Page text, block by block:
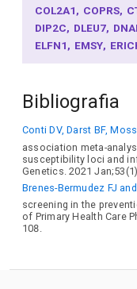
COL2A1 COPRS
DIP2C DLEU7
ELFN1 EMSY
FAM118A FBRSL1
HAAO HELZ2
IRX4
KDM2A KLF5 KLF7
LMTK2
LRATD2
MAT2A MBD2
MMP14 MMP7
MYEOV MYO6
NEDD9 NKX3-1
RAD51B RASSF3
Bibliografia
Conti DV, Darst BF,
association meta-
susceptibility loci and
Genetics. 2021
Brenes-Bermudez FJ
screening in the
of Primary Health Care
108.